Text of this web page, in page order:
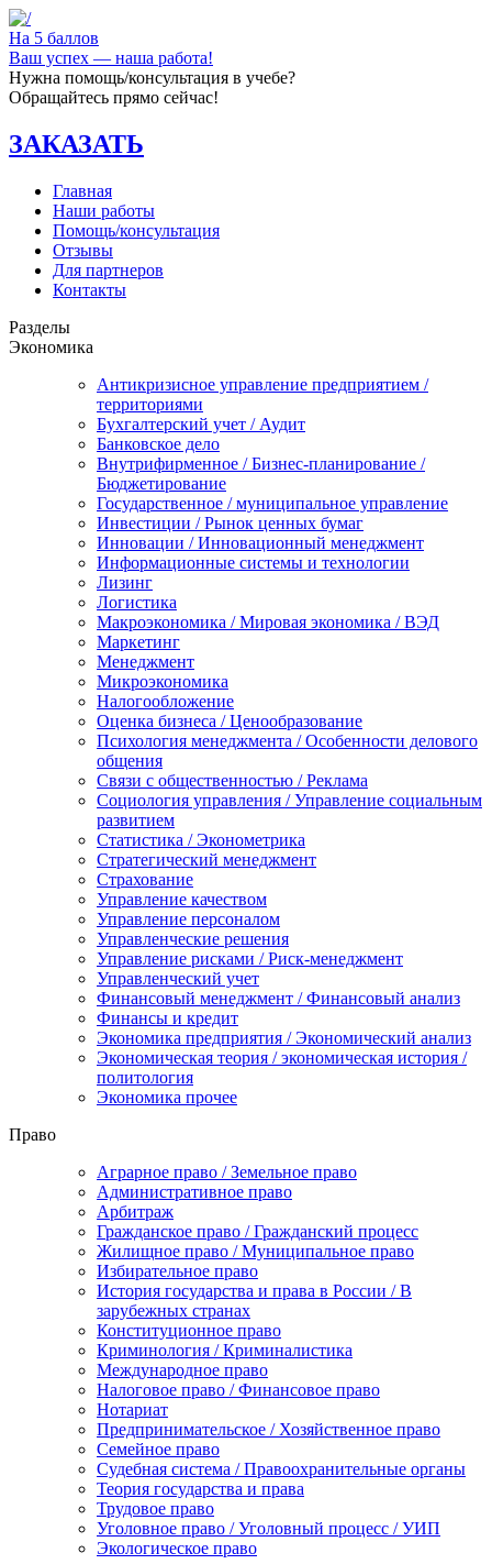
На 5 баллов
Ваш успех — наша работа!
Нужна помощь/консультация в учебе?
Обращайтесь прямо сейчас!
ЗАКАЗАТЬ
Главная
Наши работы
Помощь/консультация
Отзывы
Для партнеров
Контакты
Разделы
Экономика
Антикризисное управление предприятием /
территориями
Бухгалтерский учет / Аудит
Банковское дело
Внутрифирменное / Бизнес-планирование /
Бюджетирование
Государственное / муниципальное управление
Инвестиции / Рынок ценных бумаг
Инновации / Инновационный менеджмент
Информационные системы и технологии
Лизинг
Логистика
Макроэкономика / Мировая экономика / ВЭД
Маркетинг
Менеджмент
Микроэкономика
Налогообложение
Оценка бизнеса / Ценообразование
Психология менеджмента / Особенности делового
общения
Связи с общественностью / Реклама
Социология управления / Управление социальным
развитием
Статистика / Эконометрика
Стратегический менеджмент
Страхование
Управление качеством
Управление персоналом
Управленческие решения
Управление рисками / Риск-менеджмент
Управленческий учет
Финансовый менеджмент / Финансовый анализ
Финансы и кредит
Экономика предприятия / Экономический анализ
Экономическая теория / экономическая история /
политология
Экономика прочее
Право
Аграрное право / Земельное право
Административное право
Арбитраж
Гражданское право / Гражданский процесс
Жилищное право / Муниципальное право
Избирательное право
История государства и права в России / В
зарубежных странах
Конституционное право
Криминология / Криминалистика
Международное право
Налоговое право / Финансовое право
Нотариат
Предпринимательское / Хозяйственное право
Семейное право
Судебная система / Правоохранительные органы
Теория государства и права
Трудовое право
Уголовное право / Уголовный процесс / УИП
Экологическое право